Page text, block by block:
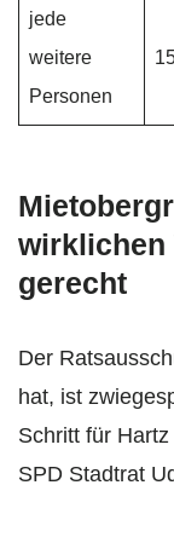
jede
weitere
Personen
wirklichen
gerecht
Der
hat, ist
Schritt für
SPD Stadtrat